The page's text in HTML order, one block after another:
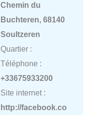
Chemin du
Buchteren, 68140
Soultzeren
Quartier :
Téléphone :
+33675933200
Site internet :
http://facebook.co